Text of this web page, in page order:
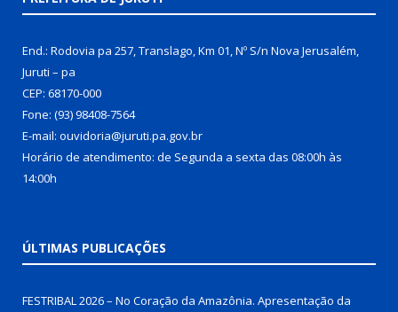
End.: Rodovia pa 257, Translago, Km 01, Nº S/n Nova Jerusalém,
Juruti – pa
CEP: 68170-000
Fone: (93) 98408-7564
E-mail: ouvidoria@juruti.pa.gov.br
Horário de atendimento: de Segunda a sexta das 08:00h às
14:00h
ÚLTIMAS PUBLICAÇÕES
FESTRIBAL 2026 – No Coração da Amazônia. Apresentação da